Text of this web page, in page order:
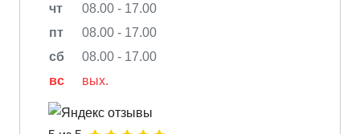
чт
08.00 - 17.00
пт
08.00 - 17.00
сб
08.00 - 17.00
вс
вых.